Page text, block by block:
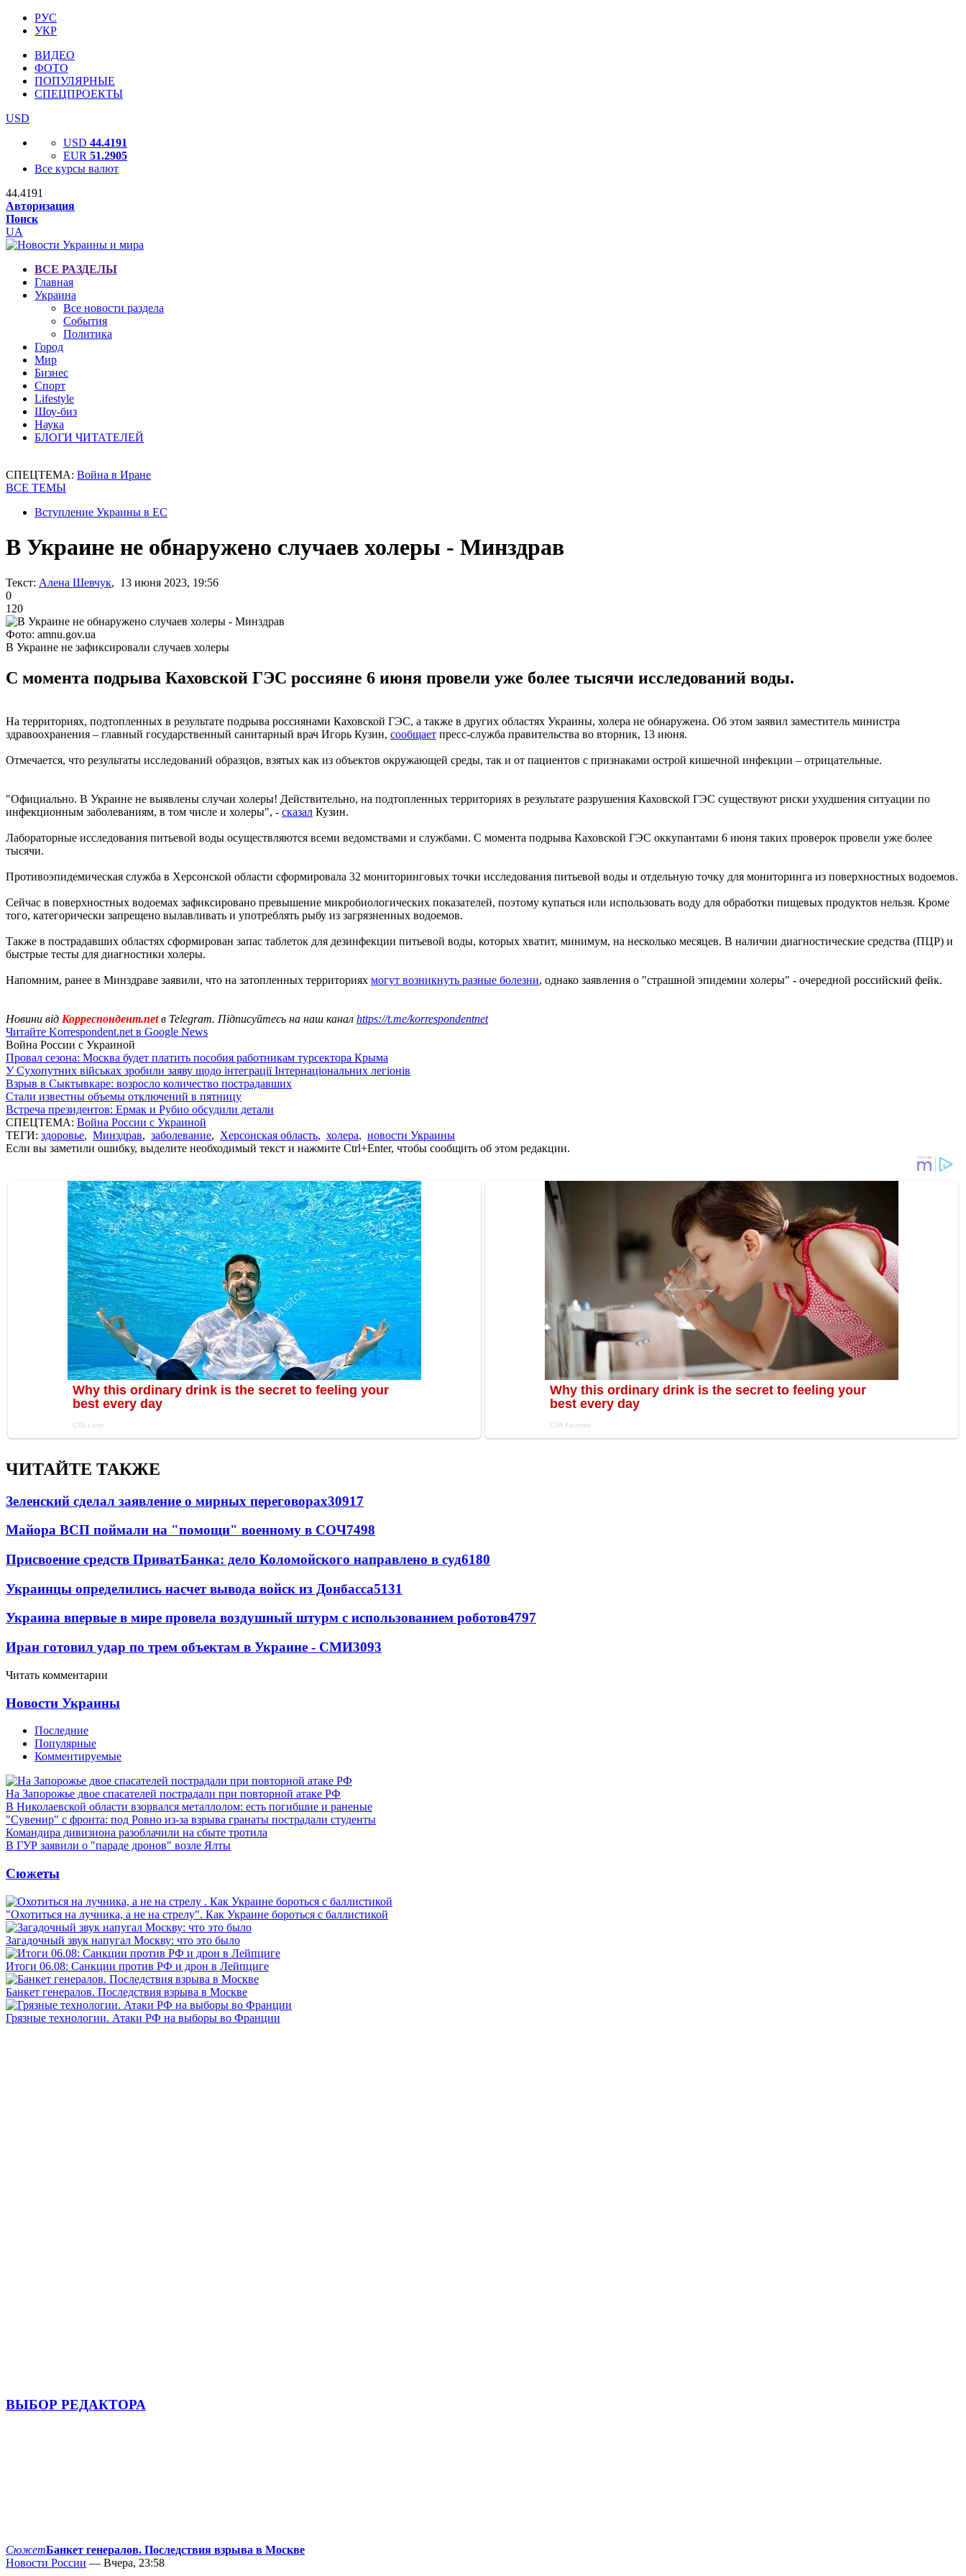
РУС
УКР
ВИДЕО
ФОТО
ПОПУЛЯРНЫЕ
СПЕЦПРОЕКТЫ
USD
USD 44.4191
EUR 51.2905
Все курсы валют
44.4191
Авторизация
Поиск
UA
ВСЕ РАЗДЕЛЫ
Главная
Украина
Все новости раздела
События
Политика
Город
Мир
Бизнес
Спорт
Lifestyle
Шоу-биз
Наука
БЛОГИ ЧИТАТЕЛЕЙ
СПЕЦТЕМА: Война в Иране
ВСЕ ТЕМЫ
Вступление Украины в ЕС
В Украине не обнаружено случаев холеры - Минздрав
Текст: Алена Шевчук, 13 июня 2023, 19:56
0
120
Фото: amnu.gov.ua
В Украине не зафиксировали случаев холеры
С момента подрыва Каховской ГЭС россияне 6 июня провели уже более тысячи исследований воды.
На территориях, подтопленных в результате подрыва россиянами Каховской ГЭС, а также в других областях Украины, холера не обнаружена. Об этом заявил заместитель министра
здравоохранения – главный государственный санитарный врач Игорь Кузин, сообщает пресс-служба правительства во вторник, 13 июня.
Отмечается, что результаты исследований образцов, взятых как из объектов окружающей среды, так и от пациентов с признаками острой кишечной инфекции – отрицательные.
"Официально. В Украине не выявлены случаи холеры! Действительно, на подтопленных территориях в результате разрушения Каховской ГЭС существуют риски ухудшения ситуации по
инфекционным заболеваниям, в том числе и холеры", - сказал Кузин.
Лабораторные исследования питьевой воды осуществляются всеми ведомствами и службами. С момента подрыва Каховской ГЭС оккупантами 6 июня таких проверок провели уже более
тысячи.
Противоэпидемическая служба в Херсонской области сформировала 32 мониторинговых точки исследования питьевой воды и отдельную точку для мониторинга из поверхностных водоемов.
Сейчас в поверхностных водоемах зафиксировано превышение микробиологических показателей, поэтому купаться или использовать воду для обработки пищевых продуктов нельзя. Кроме
того, категорически запрещено вылавливать и употреблять рыбу из загрязненных водоемов.
Также в пострадавших областях сформирован запас таблеток для дезинфекции питьевой воды, которых хватит, минимум, на несколько месяцев. В наличии диагностические средства (ПЦР) и
быстрые тесты для диагностики холеры.
Напомним, ранее в Минздраве заявили, что на затопленных территориях могут возникнуть разные болезни, однако заявления о "страшной эпидемии холеры" - очередной российский фейк.
Новини від Корреспондент.netв Telegram. Підписуйтесь на наш канал https://t.me/korrespondentnet
Читайте Korrespondent.net в Google News
Война России с Украиной
Провал сезона: Москва будет платить пособия работникам турсектора Крыма
У Сухопутних військах зробили заяву щодо інтеграції Інтернаціональних легіонів
Взрыв в Сыктывкаре: возросло количество пострадавших
Стали известны объемы отключений в пятницу
Встреча президентов: Ермак и Рубио обсудили детали
СПЕЦТЕМА: Война России с Украиной
ТЕГИ: здоровье, Минздрав, заболевание, Херсонская область, холера, новости Украины
Если вы заметили ошибку, выделите необходимый текст и нажмите Ctrl+Enter, чтобы сообщить об этом редакции.
ЧИТАЙТЕ ТАКЖЕ
Зеленский сделал заявление о мирных переговорах30917
Майора ВСП поймали на "помощи" военному в СОЧ7498
Присвоение средств ПриватБанка: дело Коломойского направлено в суд6180
Украинцы определились насчет вывода войск из Донбасса5131
Украина впервые в мире провела воздушный штурм с использованием роботов4797
Иран готовил удар по трем объектам в Украине - СМИ3093
Читать комментарии
Новости Украины
Последние
Популярные
Комментируемые
На Запорожье двое спасателей пострадали при повторной атаке РФ
В Николаевской области взорвался металлолом: есть погибшие и раненые
"Сувенир" с фронта: под Ровно из-за взрыва гранаты пострадали студенты
Командира дивизиона разоблачили на сбыте тротила
В ГУР заявили о "параде дронов" возле Ялты
Сюжеты
"Охотиться на лучника, а не на стрелу". Как Украине бороться с баллистикой
Загадочный звук напугал Москву: что это было
Итоги 06.08: Санкции против РФ и дрон в Лейпциге
Банкет генералов. Последствия взрыва в Москве
Грязные технологии. Атаки РФ на выборы во Франции
ВЫБОР РЕДАКТОРА
СюжетБанкет генералов. Последствия взрыва в Москве
Новости России — Вчера, 23:58